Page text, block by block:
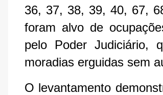
36, 37, 38, 39, 40, 67,
foram alvo de
pelo Poder Judiciário,
moradias erguidas sem
O levantamento